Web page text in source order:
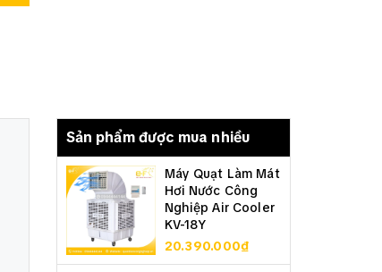
Sản phẩm được mua nhiều
Máy Quạt Làm Mát
Hơi Nước Công
Nghiệp Air Cooler
KV-18Y
20.390.000₫